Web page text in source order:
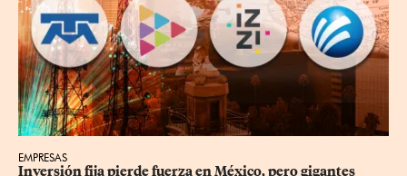
EMPRESAS
Inversión fija pierde fuerza en México, pero gigantes